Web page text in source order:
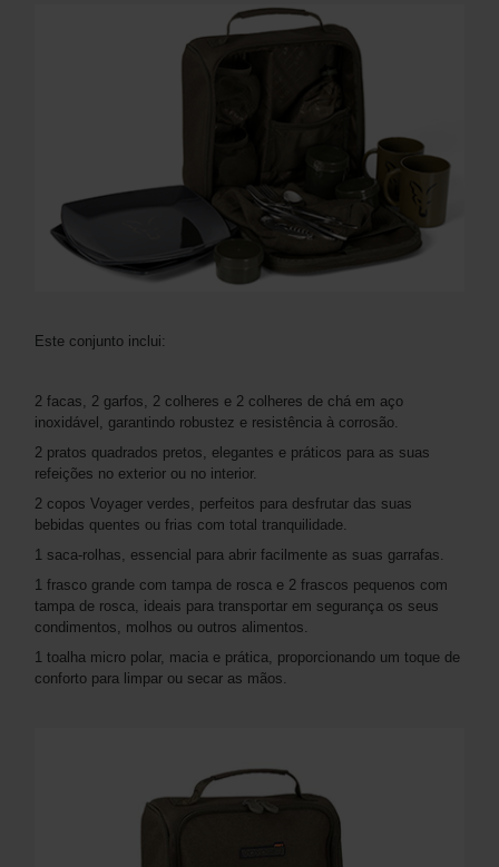
Este conjunto inclui:
2 facas, 2 garfos, 2 colheres e 2 colheres de chá em aço
inoxidável, garantindo robustez e resistência à corrosão.
2 pratos quadrados pretos, elegantes e práticos para as suas
refeições no exterior ou no interior.
2 copos Voyager verdes, perfeitos para desfrutar das suas
bebidas quentes ou frias com total tranquilidade.
1 saca-rolhas, essencial para abrir facilmente as suas garrafas.
1 frasco grande com tampa de rosca e 2 frascos pequenos com
tampa de rosca, ideais para transportar em segurança os seus
condimentos, molhos ou outros alimentos.
1 toalha micro polar, macia e prática, proporcionando um toque de
conforto para limpar ou secar as mãos.